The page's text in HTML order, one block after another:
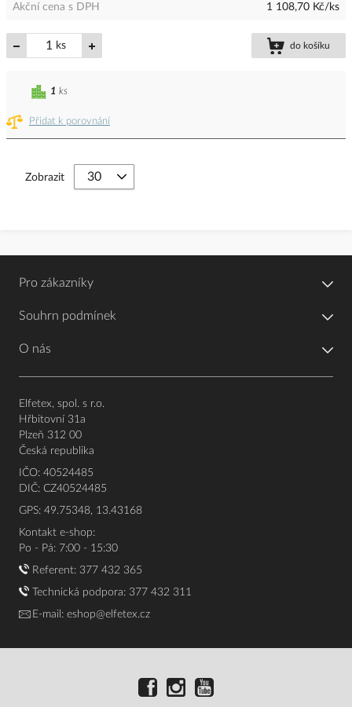
Akční cena s DPH
1 108,70 Kč/ks
ks do košíku
Přidat k porovnání
1 ks
Zobrazit
Pro zákazníky
Souhrn podmínek
O nás
Elfetex, spol. s r.o.
Hřbitovní 31a
Plzeň 312 00
Česká republika
IČO: 40524485
DIČ: CZ40524485
GPS: 49.75348, 13.43168
Kontakt e-shop:
Po - Pá: 7:00 - 15:30
Referent: 377 432 365
Technická podpora: 377 432 311
E-mail: eshop@elfetex.cz